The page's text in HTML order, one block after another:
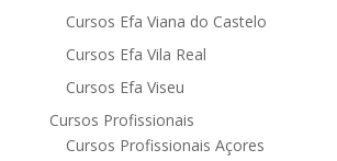
Cursos Efa Viana do Castelo
Cursos Efa Vila Real
Cursos Efa Viseu
Cursos Profissionais
Cursos Profissionais Açores